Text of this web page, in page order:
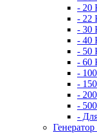
- 20
- 22
- 30
- 40
- 50
- 60
-
-
-
-
-
Генератор